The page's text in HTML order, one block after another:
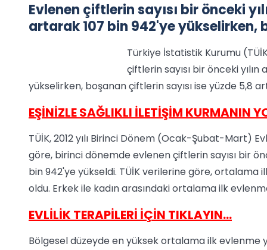
Evlenen çiftlerin sayısı bir önceki
artarak 107 bin 942'ye yükselirken,
Türkiye İstatistik Kurumu
çiftlerin sayısı bir önceki
yükselirken, boşanan çiftlerin sayısı ise yüzde 5,8
EŞİNİZLE SAĞLIKLI İLETİŞİM KURMANIN
TÜİK, 2012 yılı Birinci Dönem (Ocak-Şubat-Mart)
göre, birinci dönemde evlenen çiftlerin sayısı bir
bin 942'ye yükseldi. TÜİK verilerine göre, ortalama
oldu. Erkek ile kadın arasındaki ortalama ilk
EVLİLİK TERAPİLERİ İÇİN TIKLAYIN...
Bölgesel düzeyde en yüksek ortalama ilk evlenme